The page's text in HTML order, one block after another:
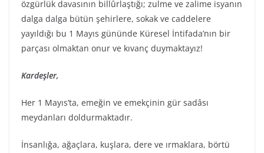
özgürlük davasının billûrlaştığı; zulme ve zalime isyanın
dalga dalga bütün şehirlere, sokak ve caddelere
yayıldığı bu 1 Mayıs gününde Küresel İntifada’nın bir
parçası olmaktan onur ve kıvanç duymaktayız!
Kardeşler,
Her 1 Mayıs’ta, emeğin ve emekçinin gür sadâsı
meydanları doldurmaktadır.
İnsanlığa, ağaçlara, kuşlara, dere ve ırmaklara, börtü